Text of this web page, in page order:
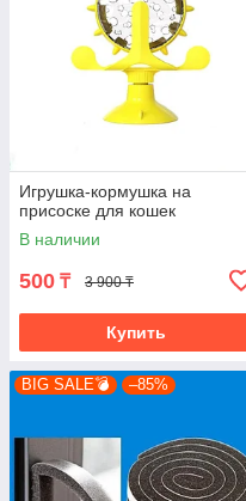
Игрушка-кормушка на
присоске для кошек
В наличии
500 ₸ 3 900 ₸
Купить
BIG SALE💣 –85%